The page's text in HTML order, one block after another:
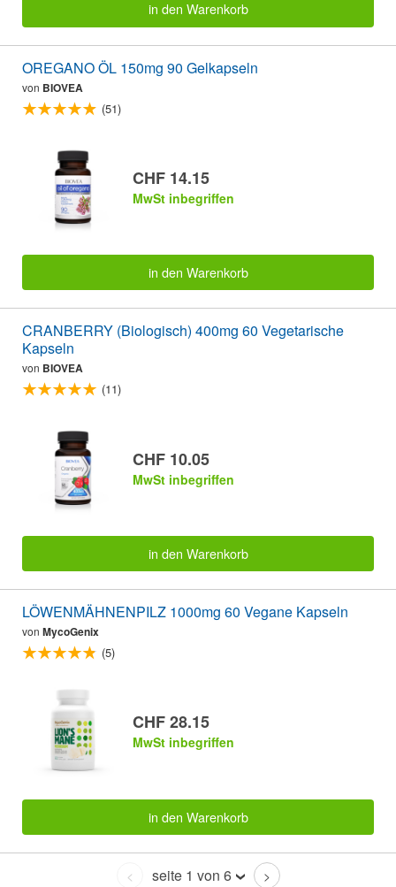
in den Warenkorb
OREGANO ÖL 150mg 90 Gelkapseln
von BIOVEA
(51)
CHF 14.15
MwSt inbegriffen
in den Warenkorb
CRANBERRY (Biologisch) 400mg 60 Vegetarische
Kapseln
von BIOVEA
(11)
CHF 10.05
MwSt inbegriffen
in den Warenkorb
LÖWENMÄHNENPILZ 1000mg 60 Vegane Kapseln
von MycoGenix
(5)
CHF 28.15
MwSt inbegriffen
in den Warenkorb
< seite 1 von 6 >